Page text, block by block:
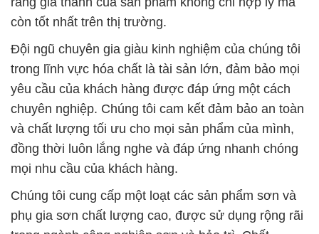
còn tốt nhất trên thị trường.
Đội ngũ chuyên gia giàu kinh nghiệm của chúng tôi
trong lĩnh vực hóa chất là tài sản lớn, đảm bảo mọi
yêu cầu của khách hàng được đáp ứng một cách
chuyên nghiệp. Chúng tôi cam kết đảm bảo an toàn
và chất lượng tối ưu cho mọi sản phẩm của mình,
đồng thời luôn lắng nghe và đáp ứng nhanh chóng
mọi nhu cầu của khách hàng.
Chúng tôi cung cấp một loạt các sản phẩm sơn và
phụ gia sơn chất lượng cao, được sử dụng rộng rãi